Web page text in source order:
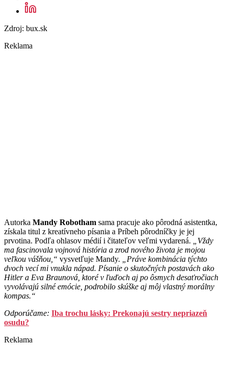
Zdroj: bux.sk
Reklama
Autorka Mandy Robotham sama pracuje ako pôrodná asistentka,
získala titul z kreatívneho písania a Príbeh pôrodníčky je jej
prvotina. Podľa ohlasov médií i čitateľov veľmi vydarená. „Vždy
ma fascinovala vojnová história a zrod nového života je mojou
veľkou vášňou,“ vysvetľuje Mandy. „Práve kombinácia týchto
dvoch vecí mi vnukla nápad. Písanie o skutočných postavách ako
Hitler a Eva Braunová, ktoré v ľuďoch aj po ôsmych desaťročiach
vyvolávajú silné emócie, podrobilo skúške aj môj vlastný morálny
kompas.“
Odporúčame: Iba trochu lásky: Prekonajú sestry nepriazeň
osudu?
Reklama